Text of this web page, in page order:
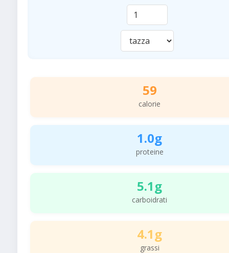
59
calorie
1.0g
proteine
5.1g
carboidrati
4.1g
grassi